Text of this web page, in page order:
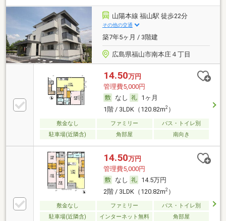
山陽本線 福山駅 徒歩22分
その他の交通
築7年5ヶ月 / 3階建
広島県福山市南本庄４丁目
14.50万円
管理費5,000円
なし
1ヶ月
1階 / 3LDK（120.82m2）
敷金なし ファミリー
バス・トイレ別
駐車場(近隣含)
角部屋 南向き
14.50万円
管理費5,000円
なし
14.5万円
2階 / 3LDK（120.82m2）
敷金なし ファミリー
バス・トイレ別
駐車場(近隣含)
インターネット無料 角部屋